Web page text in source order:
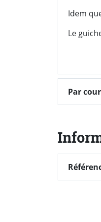
Idem
Le
Par